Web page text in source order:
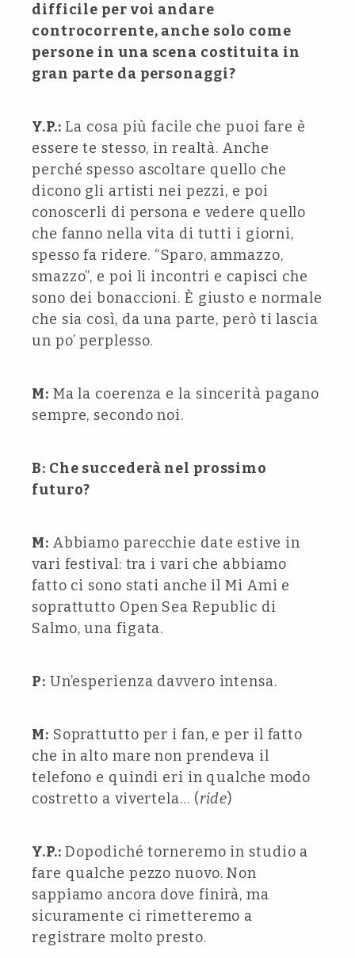
difficile per voi andare
controcorrente, anche solo come
persone in una scena costituita in
gran parte da personaggi?
Y.P.: La cosa più facile che puoi fare è
essere te stesso, in realtà. Anche
perché spesso ascoltare quello che
dicono gli artisti nei pezzi, e poi
conoscerli di persona e vedere quello
che fanno nella vita di tutti i giorni,
spesso fa ridere. “Sparo, ammazzo,
smazzo”, e poi li incontri e capisci che
sono dei bonaccioni. È giusto e normale
che sia così, da una parte, però ti lascia
un po’ perplesso.
M: Ma la coerenza e la sincerità pagano
sempre, secondo noi.
B: Che succederà nel prossimo
futuro?
M: Abbiamo parecchie date estive in
vari festival: tra i vari che abbiamo
fatto ci sono stati anche il Mi Ami e
soprattutto Open Sea Republic di
Salmo, una figata.
P: Un’esperienza davvero intensa.
M: Soprattutto per i fan, e per il fatto
che in alto mare non prendeva il
telefono e quindi eri in qualche modo
costretto a vivertela… (ride)
Y.P.: Dopodiché torneremo in studio a
fare qualche pezzo nuovo. Non
sappiamo ancora dove finirà, ma
sicuramente ci rimetteremo a
registrare molto presto.